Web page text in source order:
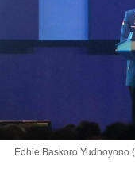
Edhie Baskoro Yudhoyono